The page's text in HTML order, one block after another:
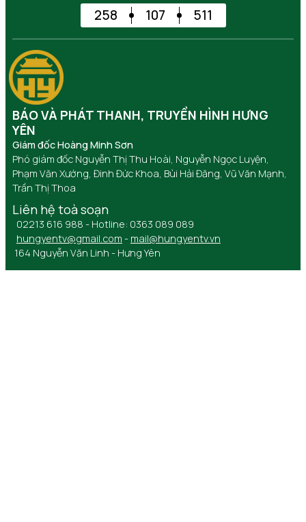
258 107 511
BÁO VÀ PHÁT THANH, TRUYỀN HÌNH HƯNG
YÊN
Giám đốc Hoàng Minh Sơn
Phó giám đốc Nguyễn Thị Thu Hoài, Nguyễn Ngọc Luyện,
Phạm Văn Xướng, Đinh Đức Khoa, Bùi Hải Đăng, Vũ Văn Mạnh,
Trần Thị Thoa
Liên hệ toà soạn
02213 616 988 - Hotline: 0363 089 089
hungyentv@gmail.com - mail@hungyentv.vn
164 Nguyễn Văn Linh - Hưng Yên